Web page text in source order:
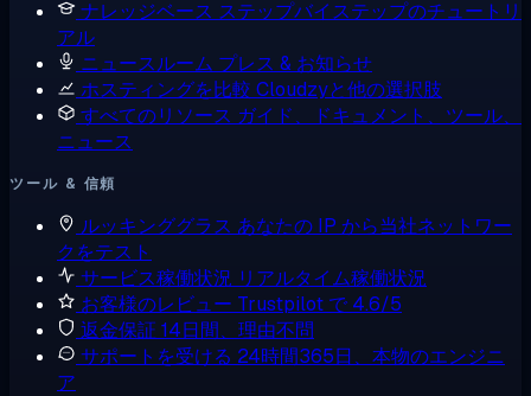
ナレッジベース ステップバイステップのチュートリ
アル
ニュースルーム プレス & お知らせ
ホスティングを比較 Cloudzyと他の選択肢
すべてのリソース ガイド、ドキュメント、ツール、
ニュース
ツール & 信頼
ルッキンググラス あなたの IP から当社ネットワー
クをテスト
サービス稼働状況 リアルタイム稼働状況
お客様のレビュー Trustpilot で 4.6/5
返金保証 14日間、理由不問
サポートを受ける 24時間365日、本物のエンジニ
ア